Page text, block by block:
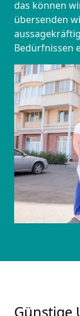
das können
übersenden
Bedürfnissen
Günstige